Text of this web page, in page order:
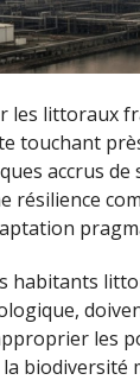
les littoraux
touchant
accrus
résilience
habitants
les
la biodiversité